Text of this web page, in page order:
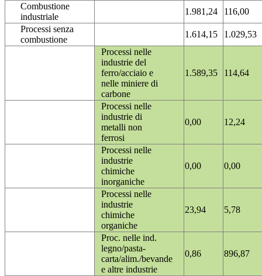
Combustione
industriale
1.981,24
116,00
Processi senza
combustione
1.614,15
1.029,53
Processi nelle
industrie del
ferro/acciaio e
nelle miniere di
carbone
1.589,35 114,64
Processi nelle
industrie di
metalli non
ferrosi
0,00 12,24
Processi nelle
industrie
chimiche
inorganiche
0,00 0,00
Processi nelle
industrie
chimiche
organiche
23,94 5,78
Proc. nelle ind.
legno/pasta-
carta/alim./bevande
e altre industrie
0,86 896,87